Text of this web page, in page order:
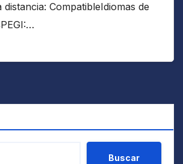
CompatibleIdiomas de
Buscar